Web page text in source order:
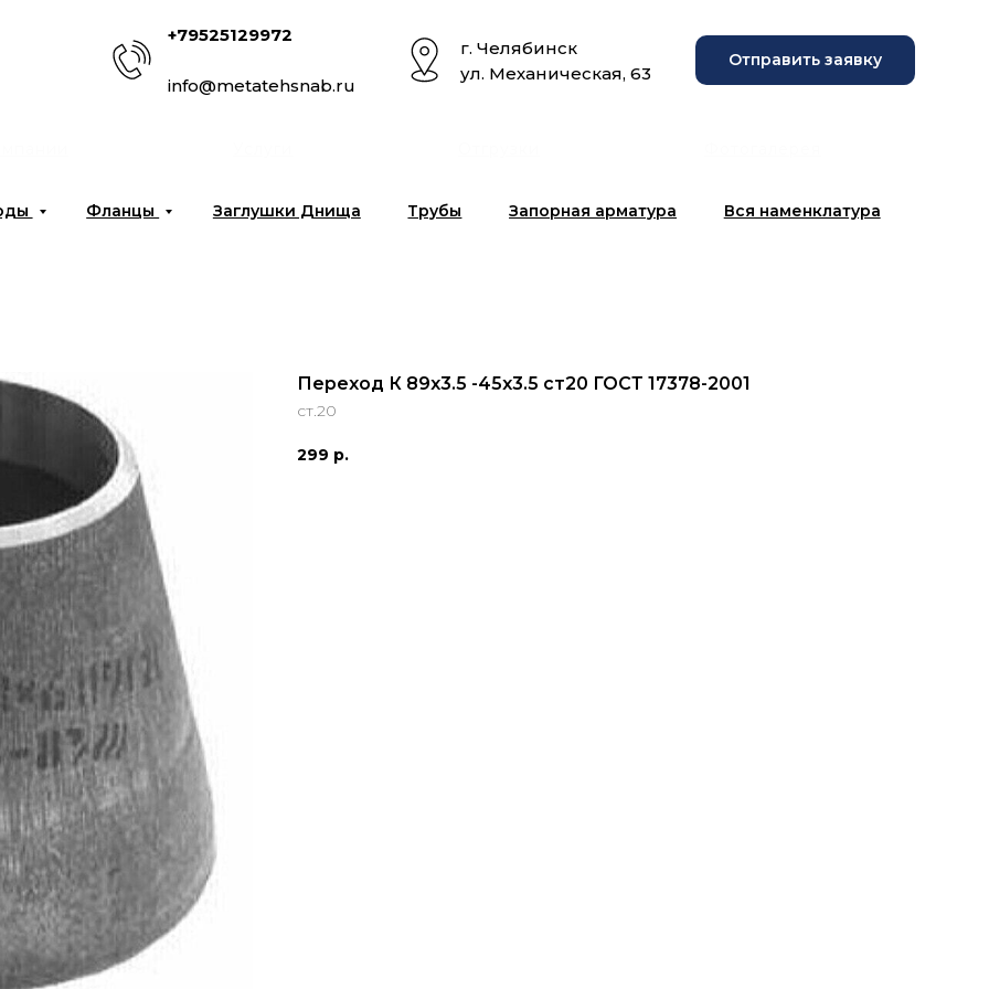
+79525129972
info@metatehsnab.ru
г. Челябинск
ул. Механическая, 63
Отправить заявку
Фланцы Заглушки Днища Трубы Запорная арматура Вся наменклатура
Переход К 89х3.5 -45х3.5 ст20 ГОСТ 17378-2001
ст.20
299 р.